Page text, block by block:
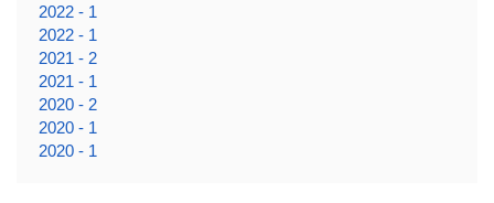
2022 - 1
2022 - 1
2021 - 2
2021 - 1
2020 - 2
2020 - 1
2020 - 1